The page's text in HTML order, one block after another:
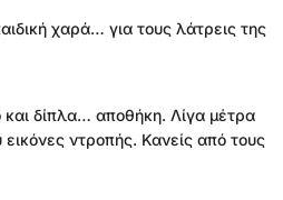
χαρά… για τους λάτρεις της
και δίπλα… αποθήκη. Λίγα μέτρα
εικόνες ντροπής. Κανείς από τους